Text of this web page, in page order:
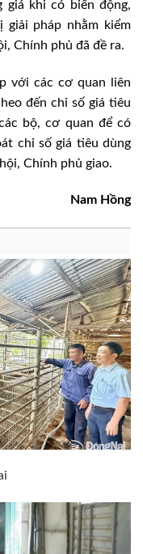
giá khi có biến động,
giải pháp nhằm kiểm
Chính phủ đã đề ra.
với các cơ quan liên
đến chỉ số giá tiêu
bộ, cơ quan để có
chỉ số giá tiêu dùng
Chính phủ giao.
Nam Hồng